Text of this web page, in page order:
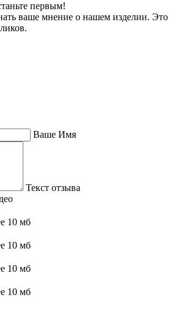
первым!
ваше мнение о нашем изделии. Это
Ваше Имя
Текст отзыва
10 мб
10 мб
10 мб
10 мб